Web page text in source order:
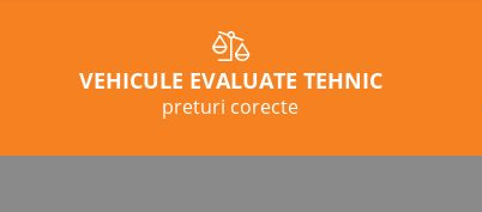
VEHICULE EVALUATE TEHNIC
preturi corecte